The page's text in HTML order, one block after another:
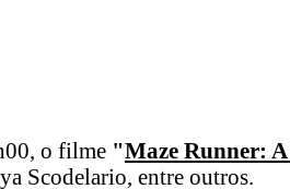
o filme "Maze Runner:
Scodelario, entre outros.